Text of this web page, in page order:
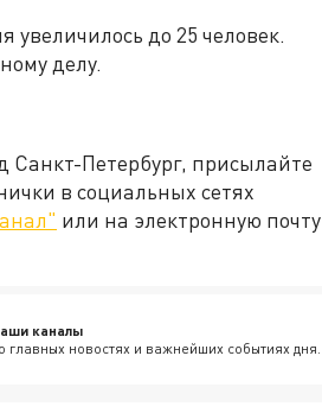
до 25 человек.
делу.
Санкт-Петербург, присылайте
в социальных сетях
или на электронную почту
каналы
главных новостях и важнейших событиях дня.